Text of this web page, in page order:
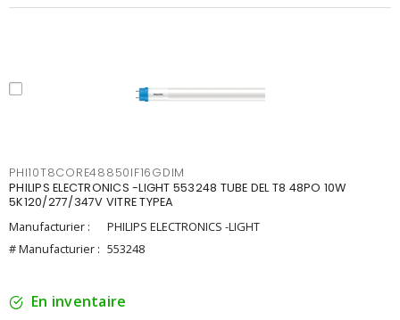
PHI10T8CORE48850IF16GDIM
PHILIPS ELECTRONICS -LIGHT 553248 TUBE DEL T8 48PO 10W
5K120/277/347V VITRE TYPEA
Manufacturier :
PHILIPS ELECTRONICS -LIGHT
# Manufacturier : 553248
En inventaire